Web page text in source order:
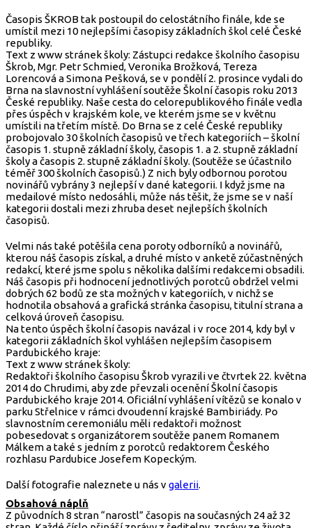
Časopis ŠKROB tak postoupil do celostátního finále, kde se
umístil mezi 10 nejlepšími časopisy základních škol celé České
republiky.
Text z www stránek školy: Zástupci redakce školního časopisu
Škrob, Mgr. Petr Schmied, Veronika Brožková, Tereza
Lorencová a Simona Pešková, se v pondělí 2. prosince vydali do
Brna na slavnostní vyhlášení soutěže Školní časopis roku 2013
České republiky. Naše cesta do celorepublikového finále vedla
přes úspěch v krajském kole, ve kterém jsme se v květnu
umístili na třetím místě. Do Brna se z celé České republiky
probojovalo 30 školních časopisů ve třech kategoriích – školní
časopis 1. stupně základní školy, časopis 1. a 2. stupně základní
školy a časopis 2. stupně základní školy. (Soutěže se účastnilo
téměř 300 školních časopisů.) Z nich byly odbornou porotou
novinářů vybrány 3 nejlepší v dané kategorii. I když jsme na
medailové místo nedosáhli, může nás těšit, že jsme se v naší
kategorii dostali mezi zhruba deset nejlepších školních
časopisů.
Velmi nás také potěšila cena poroty odborníků a novinářů,
kterou náš časopis získal, a druhé místo v anketě zúčastněných
redakcí, které jsme spolu s několika dalšími redakcemi obsadili.
Náš časopis při hodnocení jednotlivých porotců obdržel velmi
dobrých 62 bodů ze sta možných v kategoriích, v nichž se
hodnotila obsahová a grafická stránka časopisu, titulní strana a
celková úroveň časopisu.
Na tento úspěch školní časopis navázal i v roce 2014, kdy byl v
kategorii základních škol vyhlášen nejlepším časopisem
Pardubického kraje:
Text z www stránek školy:
Redaktoři školního časopisu Škrob vyrazili ve čtvrtek 22. května
2014 do Chrudimi, aby zde převzali ocenění Školní časopis
Pardubického kraje 2014. Oficiální vyhlášení vítězů se konalo v
parku Střelnice v rámci dvoudenní krajské Bambiriády. Po
slavnostním ceremoniálu měli redaktoři možnost
pobesedovat s organizátorem soutěže panem Romanem
Málkem a také s jedním z porotců redaktorem Českého
rozhlasu Pardubice Josefem Kopeckým.
Další fotografie naleznete u nás vgalerii.
Obsahová náplň
Z původních 8 stran “narostl” časopis na současných 24 až 32